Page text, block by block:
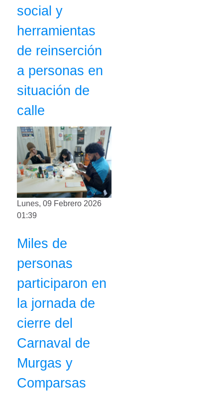
social y
herramientas
de reinserción
a personas en
situación de
calle
Lunes, 09 Febrero 2026
01:39
Miles de
personas
participaron en
la jornada de
cierre del
Carnaval de
Murgas y
Comparsas